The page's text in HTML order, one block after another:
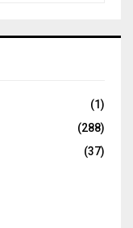
C
(1)
(288)
(37)